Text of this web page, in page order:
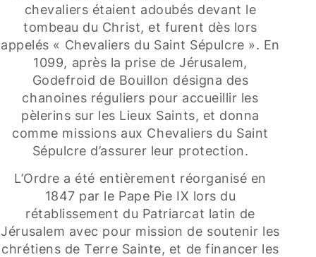
chevaliers étaient adoubés devant le
tombeau du Christ, et furent dès lors
appelés « Chevaliers du Saint Sépulcre ». En
1099, après la prise de Jérusalem,
Godefroid de Bouillon désigna des
chanoines réguliers pour accueillir les
pèlerins sur les Lieux Saints, et donna
comme missions aux Chevaliers du Saint
Sépulcre d’assurer leur protection.
L’Ordre a été entièrement réorganisé en
1847 par le Pape Pie IX lors du
rétablissement du Patriarcat latin de
Jérusalem avec pour mission de soutenir les
chrétiens de Terre Sainte, et de financer les